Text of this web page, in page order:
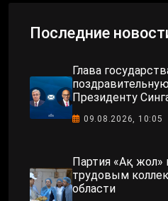
Последние
Глава
Президенту
09.08.2026, 10:05
Партия «Ақ жол»
трудовым
области